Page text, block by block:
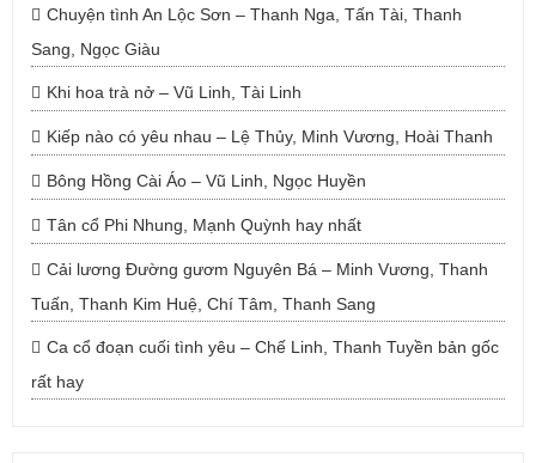
Chuyện tình An Lộc Sơn – Thanh Nga, Tấn Tài, Thanh
Sang, Ngọc Giàu
Khi hoa trà nở – Vũ Linh, Tài Linh
Kiếp nào có yêu nhau – Lệ Thủy, Minh Vương, Hoài Thanh
Bông Hồng Cài Áo – Vũ Linh, Ngọc Huyền
Tân cổ Phi Nhung, Mạnh Quỳnh hay nhất
Cải lương Đường gươm Nguyên Bá – Minh Vương, Thanh
Tuấn, Thanh Kim Huệ, Chí Tâm, Thanh Sang
Ca cổ đoạn cuối tình yêu – Chế Linh, Thanh Tuyền bản gốc
rất hay